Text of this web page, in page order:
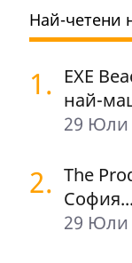
Най-четени
1. EXE
най-
29 Юли
2. The
София...
29 Юли